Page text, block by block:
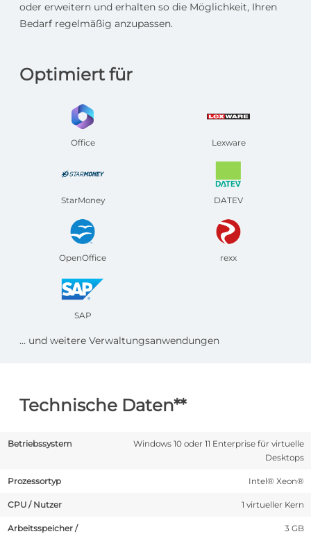
oder erweitern und erhalten so die Möglichkeit, Ihren
Bedarf regelmäßig anzupassen.
Optimiert für
Office Lexware
StarMoney DATEV
OpenOffice rexx
SAP
… und weitere Verwaltungsanwendungen
Technische Daten**
Betriebssystem
Windows 10 oder 11 Enterprise für virtuelle
Desktops
Prozessortyp Intel® Xeon®
CPU / Nutzer 1 virtueller Kern
Arbeitsspeicher /
3 GB